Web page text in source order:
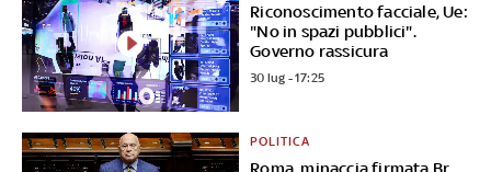
Riconoscimento facciale, Ue:
"No in spazi pubblici".
Governo rassicura
30 lug - 17:25
POLITICA